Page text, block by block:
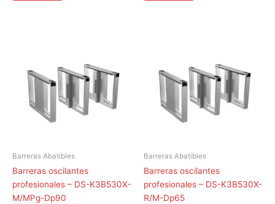
Barreras Abatibles
Barreras oscilantes
profesionales – DS-K3B530X-
M/MPg-Dp90
Barreras Abatibles
Barreras oscilantes
profesionales – DS-K3B530X-
R/M-Dp65